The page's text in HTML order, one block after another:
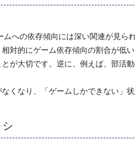
への依存傾向には深い関連が見
対的にゲーム依存傾向の割合が低い
が大切です。逆に、例えば、部活
くなり、「ゲームしかできない」